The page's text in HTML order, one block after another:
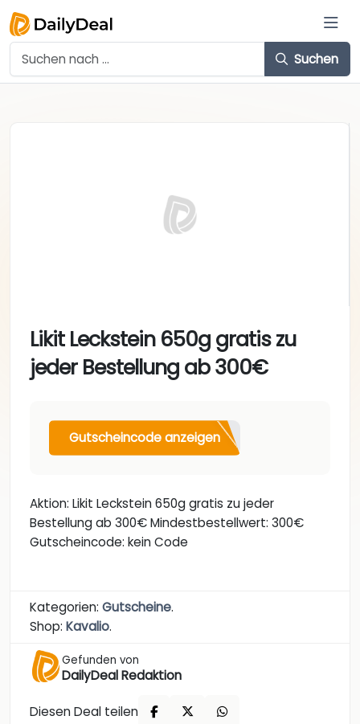
Suchen
Likit Leckstein 650g gratis zu
jeder Bestellung ab 300€
Gutscheincode anzeigen
Aktion: Likit Leckstein 650g gratis zu jeder
Bestellung ab 300€ Mindestbestellwert: 300€
Gutscheincode: kein Code
Kategorien: Gutscheine.
Shop: Kavalio.
Gefunden von
DailyDeal Redaktion
Diesen Deal teilen